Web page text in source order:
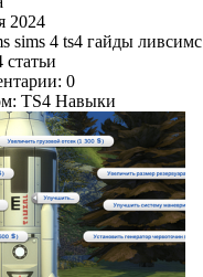
2024
sims 4 ts4 гайды ливсимс
статьи
0
TS4 Навыки